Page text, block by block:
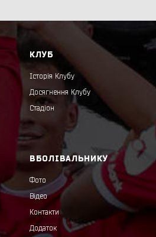
КЛУБ
Історія Клубу
Досягнення Клубу
Стадіон
ВБОЛІВАЛЬНИКУ
Фото
Відео
Контакти
Додаток